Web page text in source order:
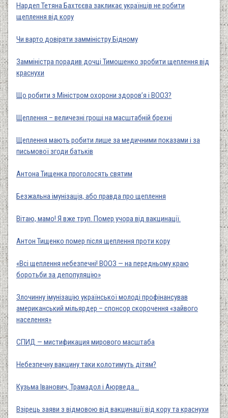
Нардеп Тетяна Бахтєєва закликає українців не робити
щеплення від кору
Чи варто довіряти замміністру Бідному
Замміністра порадив дочці Тимошенко зробити щеплення від
краснухи
Що робити з Міністром охорони здоров’я і ВООЗ?
Щеплення – величезні гроші на масштабній брехні
Щеплення мають робити лише за медичними показами і за
письмової згоди батьків
Антона Тищенка проголосять святим
Безжальна імунізація, або правда про щеплення
Вітаю, мамо! Я вже труп. Помер учора від вакцинації.
Антон Тищенко помер після щеплення проти кору
«Всі щеплення небезпечні! ВООЗ — на передньому краю
боротьби за депопуляцію»
Злочинну імунізацію української молоді профінансував
американський мільярдер – спонсор скорочення «зайвого
населення»
СПИД — мистификация мирового масштаба
Небезпечну вакцину таки колотимуть дітям?
Кузьма Іванович, Трамадол і Аюрведа...
Взірець заяви з відмовою від вакцинації від кору та краснухи